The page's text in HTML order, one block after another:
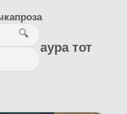
проза
🔍
аура тот